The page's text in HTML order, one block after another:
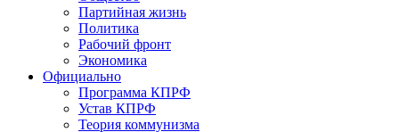
Партийная жизнь
Политика
Рабочий фронт
Экономика
Официально
Программа КПРФ
Устав КПРФ
Теория коммунизма